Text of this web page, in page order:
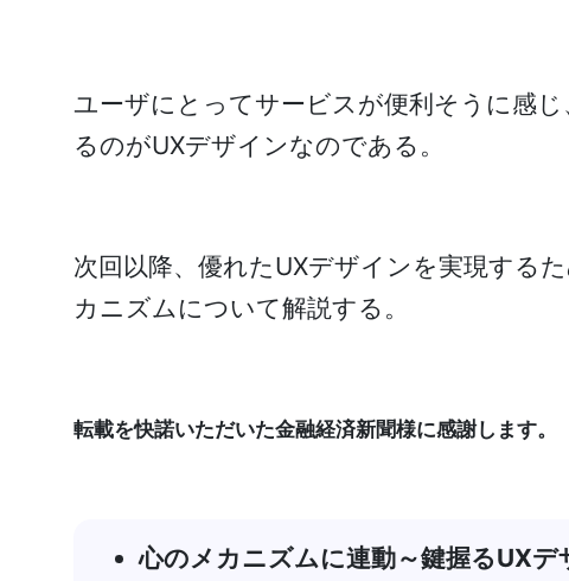
ユーザにとってサービスが便利そうに感
るのがUXデザインなのである。
次回以降、優れたUXデザインを実現する
カニズムについて解説する。
転載を快諾いただいた金融経済新聞様に感謝します。
心のメカニズムに連動～鍵握るUXデ